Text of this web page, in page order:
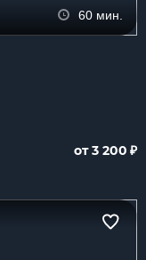
60 мин.
от 3 200 ₽